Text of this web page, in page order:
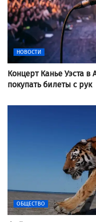
НОВОСТИ
Концерт Канье Уэста в
покупать билеты с рук
ОБЩЕСТВО